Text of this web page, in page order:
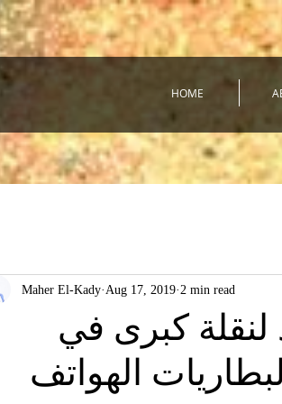
HOME
كبرى في
الهواتف
Maher El-Kady Aug 17, 2019 2 min read